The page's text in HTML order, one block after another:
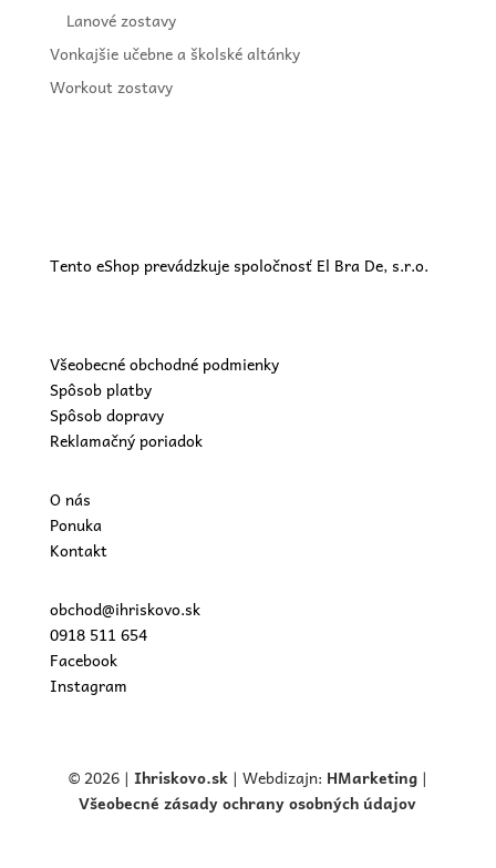
Lanové zostavy
Vonkajšie učebne a školské altánky
Workout zostavy
Tento eShop prevádzkuje spoločnosť El Bra De, s.r.o.
Všeobecné obchodné podmienky
Spôsob platby
Spôsob dopravy
Reklamačný poriadok
O nás
Ponuka
Kontakt
obchod@ihriskovo.sk
0918 511 654
Facebook
Instagram
© 2026 | Ihriskovo.sk| Webdizajn: HMarketing |
Všeobecné zásady ochrany osobných údajov